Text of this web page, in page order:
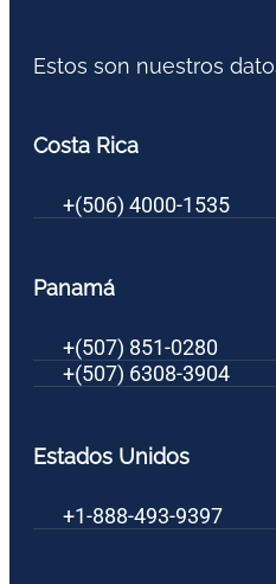
Estos son nuestros
Costa Rica
+(506) 4000-1535
Panamá
+(507) 851-0280
+(507) 6308-3904
Estados Unidos
+1-888-493-9397